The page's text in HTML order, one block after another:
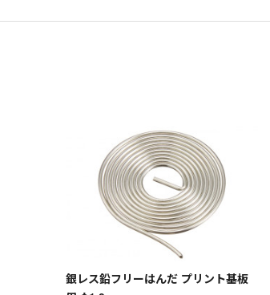
銀レス鉛フリーはんだ プリント基板